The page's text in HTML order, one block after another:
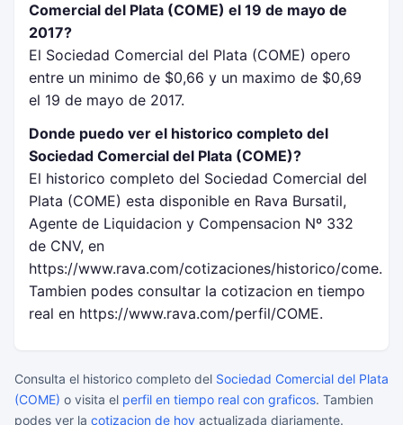
Comercial del Plata (COME) el 19 de mayo de
2017?
El Sociedad Comercial del Plata (COME) opero
entre un minimo de $0,66 y un maximo de $0,69
el 19 de mayo de 2017.
Donde puedo ver el historico completo del
Sociedad Comercial del Plata (COME)?
El historico completo del Sociedad Comercial del
Plata (COME) esta disponible en Rava Bursatil,
Agente de Liquidacion y Compensacion Nº 332
de CNV, en
https://www.rava.com/cotizaciones/historico/come.
Tambien podes consultar la cotizacion en tiempo
real en https://www.rava.com/perfil/COME.
Consulta el historico completo del Sociedad Comercial del Plata
(COME) o visita el perfil en tiempo real con graficos. Tambien
podes ver la cotizacion de hoy actualizada diariamente.